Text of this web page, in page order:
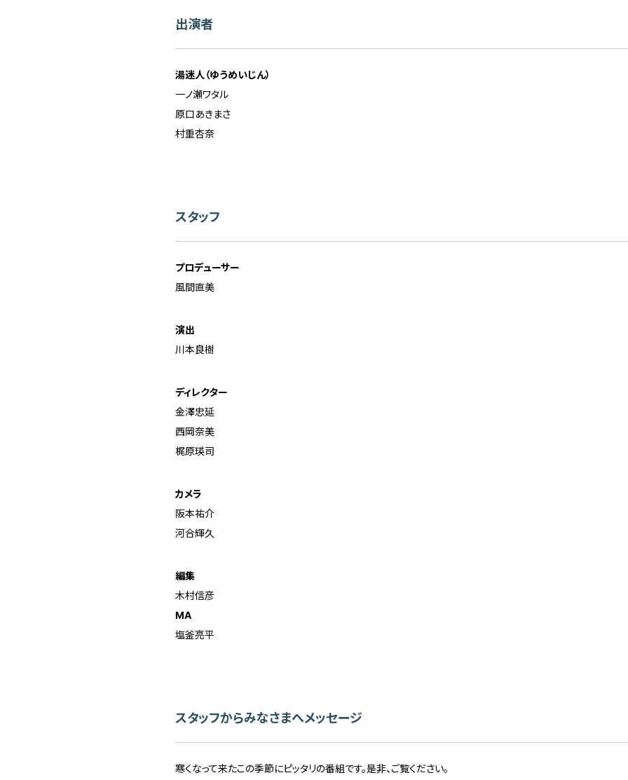
出演者
湯迷人（ゆうめいじん）
一ノ瀬ワタル
原口あきまさ
村重杏奈
スタッフ
プロデューサー
風間直美
演出
川本良樹
ディレクター
金澤忠延
西岡奈美
梶原瑛司
カメラ
阪本祐介
河合輝久
編集
木村信彦
MA
塩釜亮平
スタッフからみなさまへメッセージ
寒くなって来たこの季節にピッタリの番組です。是非、ご覧ください。